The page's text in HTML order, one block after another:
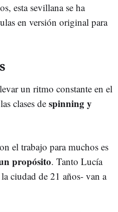
esta sevillana se ha
en versión original para
un ritmo constante en el
clases de spinning y
el trabajo para muchos es
propósito. Tanto Lucía
ciudad de 21 años- van a